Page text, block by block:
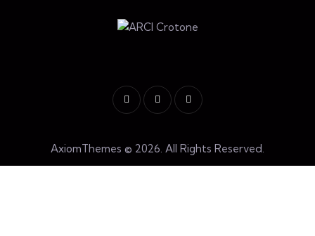
AxiomThemes © 2026. All Rights Reserved.